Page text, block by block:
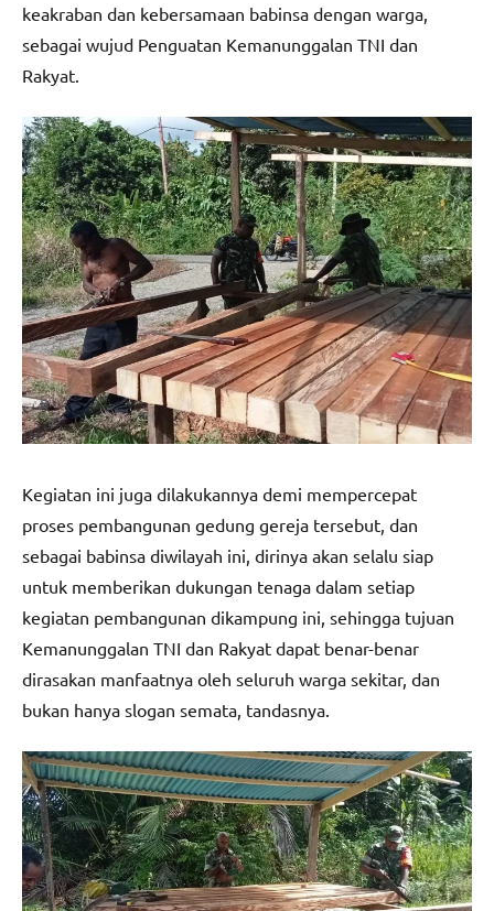
keakraban dan kebersamaan babinsa dengan warga,
sebagai wujud Penguatan Kemanunggalan TNI dan
Rakyat.
Kegiatan ini juga dilakukannya demi mempercepat
proses pembangunan gedung gereja tersebut, dan
sebagai babinsa diwilayah ini, dirinya akan selalu siap
untuk memberikan dukungan tenaga dalam setiap
kegiatan pembangunan dikampung ini, sehingga tujuan
Kemanunggalan TNI dan Rakyat dapat benar-benar
dirasakan manfaatnya oleh seluruh warga sekitar, dan
bukan hanya slogan semata, tandasnya.